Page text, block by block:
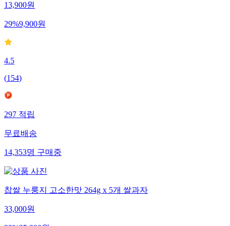
13,900원
29%9,900원
4.5
(154)
297 적립
무료배송
14,353명 구매중
찹쌀 누룽지 고소한맛 264g x 5개 쌀과자
33,000원